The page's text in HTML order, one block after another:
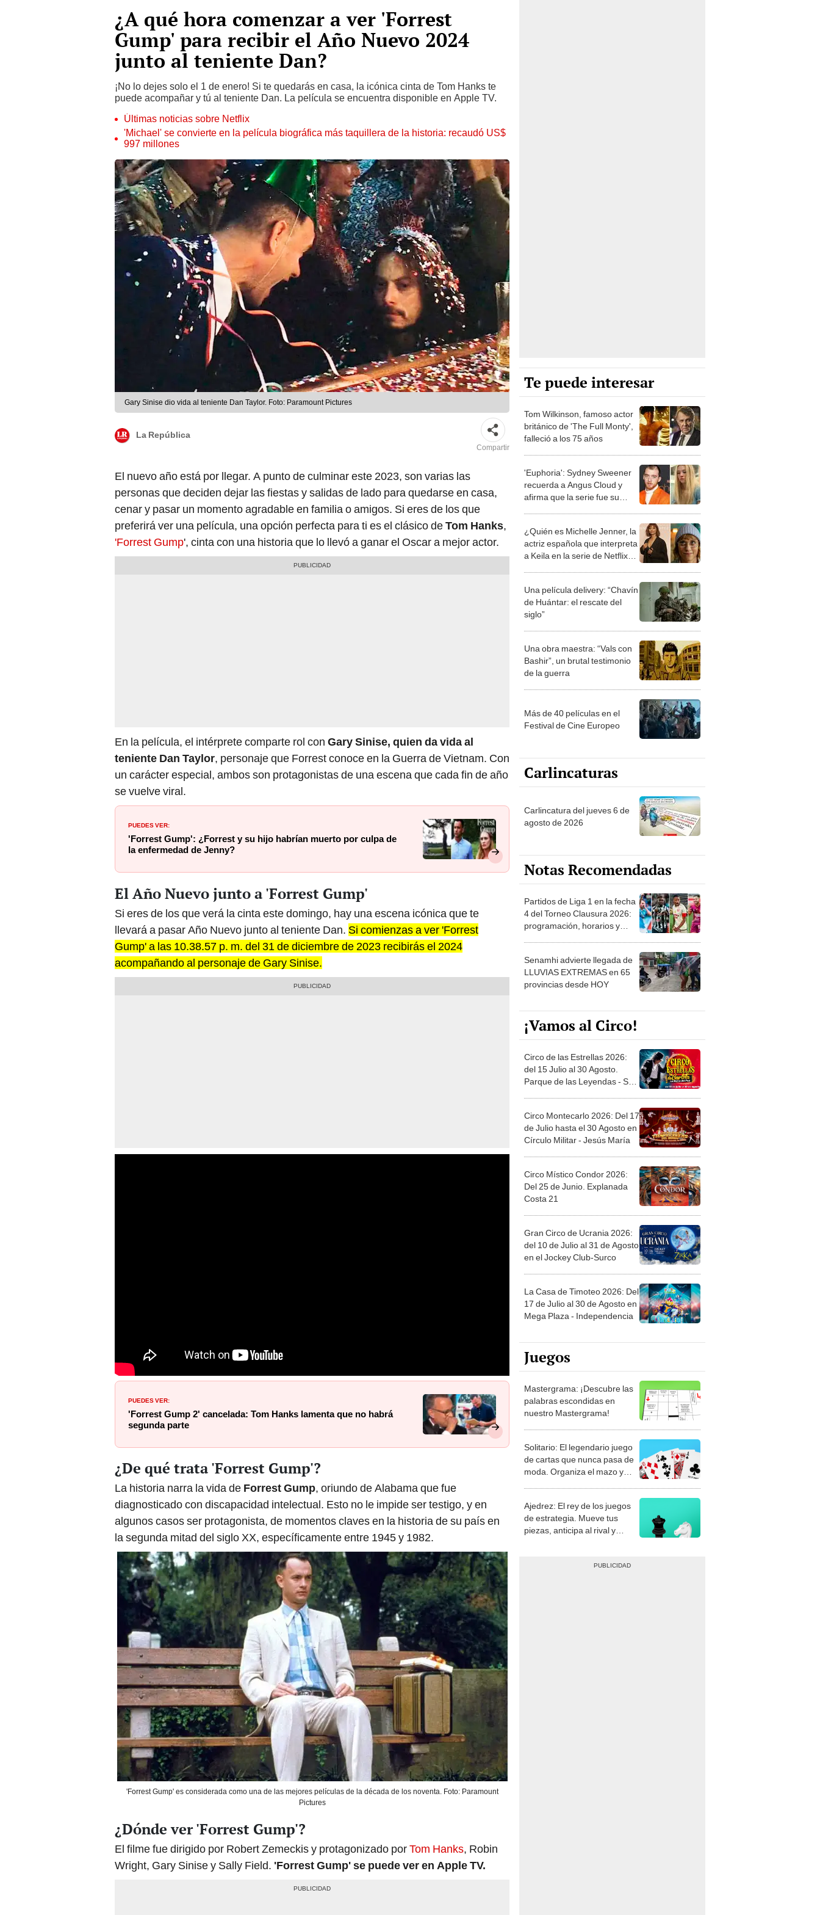
¿A qué hora comenzar a ver 'Forrest
Gump' para recibir el Año Nuevo 2024
junto al teniente Dan?
¡No lo dejes solo el 1 de enero! Si te quedarás en casa, la icónica cinta de Tom Hanks te
puede acompañar y tú al teniente Dan. La película se encuentra disponible en Apple TV.
Últimas noticias sobre Netflix
'Michael' se convierte en la película biográfica más taquillera de la historia: recaudó US$
997 millones
Gary Sinise dio vida al teniente Dan Taylor. Foto: Paramount Pictures
La República
Compartir
El nuevo año está por llegar. A punto de culminar este 2023, son varias las
personas que deciden dejar las fiestas y salidas de lado para quedarse en casa,
cenar y pasar un momento agradable en familia o amigos. Si eres de los que
preferirá ver una película, una opción perfecta para ti es el clásico deTom Hanks,
'Forrest Gump', cinta con una historia que lo llevó a ganar el Oscar a mejor actor.
En la película, el intérprete comparte rol con Gary Sinise, quien da vida al
teniente Dan Taylor, personaje que Forrest conoce en la Guerra de Vietnam. Con
un carácter especial, ambos son protagonistas de una escena que cada fin de año
se vuelve viral.
PUEDES VER:
'Forrest Gump': ¿Forrest y su hijo habrían muerto por culpa de
la enfermedad de Jenny?
El Año Nuevo junto a 'Forrest Gump'
Si eres de los que verá la cinta este domingo, hay una escena icónica que te
llevará a pasar Año Nuevo junto al teniente Dan. Si comienzas a ver 'Forrest
Gump' a las 10.38.57 p. m. del 31 de diciembre de 2023 recibirás el 2024
acompañando al personaje de Gary Sinise.
PUEDES VER:
'Forrest Gump 2' cancelada: Tom Hanks lamenta que no habrá
segunda parte
¿De qué trata 'Forrest Gump'?
La historia narra la vida de Forrest Gump, oriundo de Alabama que fue
diagnosticado con discapacidad intelectual. Esto no le impide ser testigo, y en
algunos casos ser protagonista, de momentos claves en la historia de su país en
la segunda mitad del siglo XX, específicamente entre 1945 y 1982.
'Forrest Gump' es considerada como una de las mejores películas de la década de los noventa. Foto: Paramount
Pictures
¿Dónde ver 'Forrest Gump'?
El filme fue dirigido por Robert Zemeckis y protagonizado porTom Hanks, Robin
Wright, Gary Sinise y Sally Field. 'Forrest Gump' se puede ver en Apple TV.
Te puede interesar
Tom Wilkinson, famoso actor
británico de 'The Full Monty',
falleció a los 75 años
'Euphoria': Sydney Sweener
recuerda a Angus Cloud y
afirma que la serie fue su
¿Quién es Michelle Jenner, la
actriz española que interpreta
a Keila en la serie de Netflix
Una película delivery: “Chavín
de Huántar: el rescate del
siglo”
Una obra maestra: “Vals con
Bashir”, un brutal testimonio
de la guerra
Más de 40 películas en el
Festival de Cine Europeo
Carlincaturas
Carlincatura del jueves 6 de
agosto de 2026
Notas Recomendadas
Partidos de Liga 1 en la fecha
4 del Torneo Clausura 2026:
programación, horarios y
Senamhi advierte llegada de
LLUVIAS EXTREMAS en 65
provincias desde HOY
¡Vamos al Circo!
Circo de las Estrellas 2026:
del 15 Julio al 30 Agosto.
Parque de las Leyendas - San
Circo Montecarlo 2026: Del 17
de Julio hasta el 30 Agosto en
Círculo Militar - Jesús María
Circo Místico Condor 2026:
Del 25 de Junio. Explanada
Costa 21
Gran Circo de Ucrania 2026:
del 10 de Julio al 31 de Agosto
en el Jockey Club-Surco
La Casa de Timoteo 2026: Del
17 de Julio al 30 de Agosto en
Mega Plaza - Independencia
Juegos
Mastergrama: ¡Descubre las
palabras escondidas en
nuestro Mastergrama!
Solitario: El legendario juego
de cartas que nunca pasa de
moda. Organiza el mazo y
Ajedrez: El rey de los juegos
de estrategia. Mueve tus
piezas, anticipa al rival y